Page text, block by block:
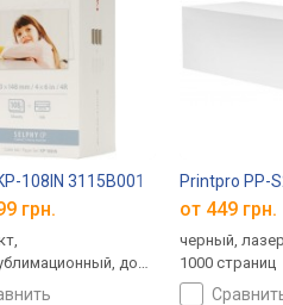
108IN 3115B001
грн.
до
Printpro PP-
от 449 грн.
черный,
1000 страниц